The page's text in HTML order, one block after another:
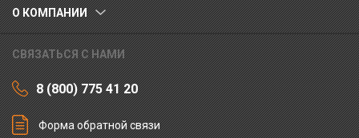
О КОМПАНИИ
СВЯЗАТЬСЯ С НАМИ
8 (800) 775 41 20
Форма обратной связи